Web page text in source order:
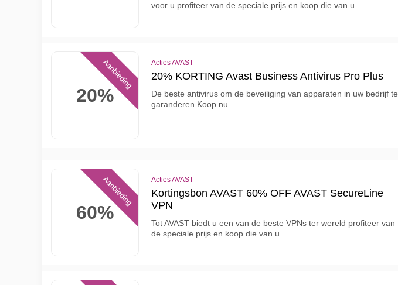
voor u profiteer van de speciale prijs en koop die van u
20%
Aanbieding Acties AVAST
20% KORTING Avast Business Antivirus Pro Plus
De beste antivirus om de beveiliging van apparaten in uw bedrijf te
garanderen Koop nu
60%
Aanbieding Acties AVAST
Kortingsbon AVAST 60% OFF AVAST SecureLine
VPN
Tot AVAST biedt u een van de beste VPNs ter wereld profiteer van
de speciale prijs en koop die van u